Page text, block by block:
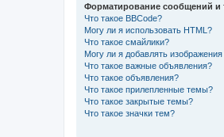
Форматирование сообщений и
Что такое BBCode?
Могу ли я использовать HTML?
Что такое смайлики?
Могу ли я добавлять
Что такое важные объявления?
Что такое объявления?
Что такое прилепленные темы?
Что такое закрытые темы?
Что такое значки тем?